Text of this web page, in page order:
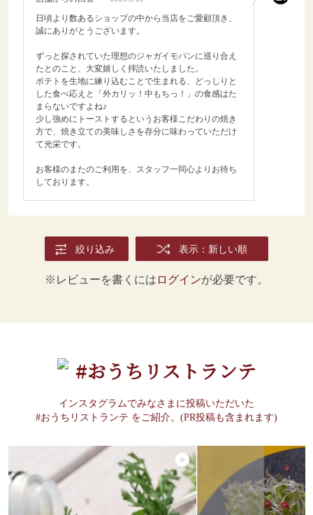
日頃より数あるショップの中から当店をご愛顧頂き、
誠にありがとうございます。
ずっと探されていた理想のジャガイモパンに巡り合え
たとのこと、大変嬉しく拝読いたしました。
ポテトを生地に練り込むことで生まれる、どっしりと
した食べ応えと「外カリッ！中もちっ！」の食感はた
まらないですよね♪
少し強めにトーストするというお客様こだわりの焼き
方で、焼き立ての美味しさを存分に味わっていただけ
て光栄です。
お客様のまたのご利用を、スタッフ一同心よりお待ち
しております。
絞り込み 表示：新しい順
※レビューを書くには ログインが必要です。
#おうちリストランテ
インスタグラムでみなさまに投稿いただいた
#おうちリストランテ をご紹介。(PR投稿も含まれます)